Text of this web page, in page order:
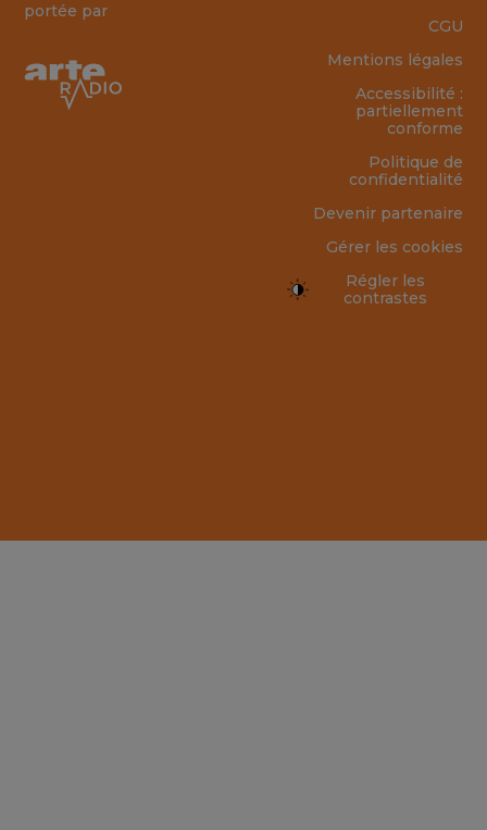
portée par
CGU
Mentions légales
Accessibilité :
partiellement
conforme
Politique de
confidentialité
Devenir partenaire
Gérer les cookies
Régler les
contrastes